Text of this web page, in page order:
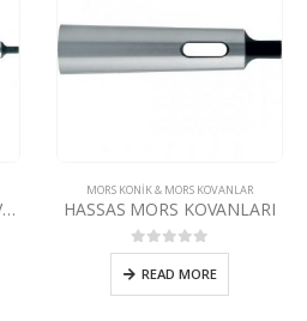
Büyüt UZATMA MORS KOVANI
MORS KONIK & MORS KOVANLAR
HASSAS MORS KOVANLARI
05 üzerinden
READ MORE